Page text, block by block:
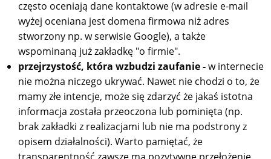
często oceniają dane kontaktowe (w adresie e-mail
wyżej oceniana jest domena firmowa niż adres
stworzony np. w serwisie Google), a także
wspominaną już zakładkę "o firmie".
przejrzystość, która wzbudzi zaufanie -w internecie
nie można niczego ukrywać. Nawet nie chodzi o to, że
mamy złe intencje, może się zdarzyć że jakaś istotna
informacja została przeoczona lub pominięta (np.
brak zakładki z realizacjami lub nie ma podstrony z
opisem działalności). Warto pamiętać, że